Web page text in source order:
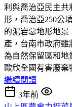
利與喬治亞民主共
形，喬治亞250公
的泥岩惡地形地
產，台南市政府雖
為自然保留區和地
歐欣全國有害廢棄
繼續閱讀
3年前